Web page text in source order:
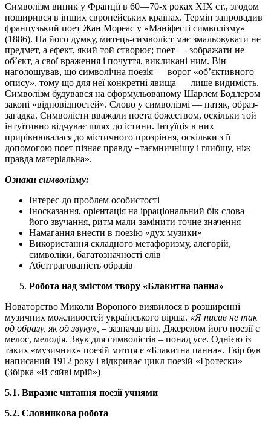
Символізм виник у Франції в 60—70-х роках XIX ст., згодом
поширився в інших європейських країнах. Термін запровадив
французький поет Жан Мореас у «Маніфесті символізму»
(1886). На його думку, митець-символіст має змальовувати не
предмет, а ефект, який той створює; поет — зображати не
об’єкт, а свої враження і почуття, викликані ним. Він
наголошував, що символічна поезія — ворог «об’єктивного
опису», тому що для неї конкретні явища — лише видимість.
Символізм будувався на сформульованому Шарлем Бодлером
законі «відповідностей». Слово у символізмі — натяк, образ-
загадка. Символісти вважали поета божеством, оскільки той
інтуїтивно відчуває шлях до істини. Інтуїція в них
прирівнювалася до містичного прозріння, оскільки з її
допомогою поет пізнає правду «таємничнішу і глибшу, ніж
правда матеріальна».
Ознаки символізму:
Інтерес до проблем особистості
Іносказання, орієнтація на ірраціональний бік слова –
його звучання, ритм мали замінити точне значення
Намагання внести в поезію «дух музики»
Використання складного метафоризму, алегорій,
символіки, багатозначності слів
Абстграгованість образів
Робота над змістом твору «Блакитна панна»
Новаторство Миколи Вороного виявилося в розширенні
музичних можливостей українського вірша. «Я писав не так
од образу, як од звуку», – зазначав він. Джерелом його поезії є
мелос, мелодія. Звук для символістів – понад усе. Однією із
таких «музичних» поезій митця є «Блакитна панна». Твір був
написаний 1912 року і відкриває цикл поезій «Гротески»
(Збірка «В сяйві мрій»)
5.1. Виразне читання поезії учнями
5.2. Словникова робота